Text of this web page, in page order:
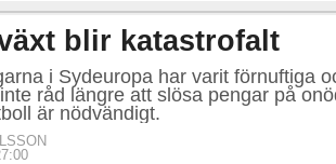
blir katastrofalt
i Sydeuropa har varit förnuftiga
råd längre att slösa pengar på
är nödvändigt.